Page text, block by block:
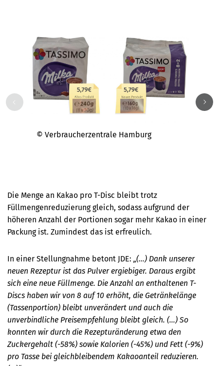
© Verbraucherzentrale Hamburg
Die Menge an Kakao pro T-Disc bleibt trotz
Füllmengenreduzierung gleich, sodass aufgrund der
höheren Anzahl der Portionen sogar mehr Kakao in einer
Packung ist. Zumindest das ist erfreulich.
In einer Stellungnahme betont JDE: „(...) Dank unserer
neuen Rezeptur ist das Pulver ergiebiger. Daraus ergibt
sich eine neue Füllmenge. Die Anzahl an enthaltenen T-
Discs haben wir von 8 auf 10 erhöht, die Getränkelänge
(Tassenportion) bleibt unverändert und auch die
unverbindliche Preisempfehlung bleibt gleich. (...) So
konnten wir durch die Rezepturänderung etwa den
Zuckergehalt (-58%) sowie Kalorien (-45%) und Fett (-9%)
pro Tasse bei gleichbleibendem Kakaoanteil reduzieren.